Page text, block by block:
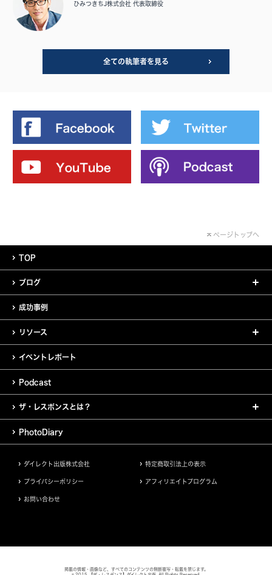
ひみつきちJ株式会社 代表取締役
全ての執筆者を見る
ページトップへ
TOP
ブログ
成功事例
リソース
イベントレポート
Podcast
ザ・レスポンスとは？
PhotoDiary
ダイレクト出版株式会社 特定商取引法上の表示
プライバシーポリシー アフィリエイトプログラム
お問い合わせ
掲載の情報・画像など、すべてのコンテンツの無断複写・転載を禁じます。